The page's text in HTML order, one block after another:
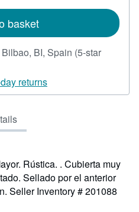
basket
Bilbao, BI, Spain (5-star
returns
Rústica. . Cubierta muy
Sellado por el anterior
Seller Inventory # 201088